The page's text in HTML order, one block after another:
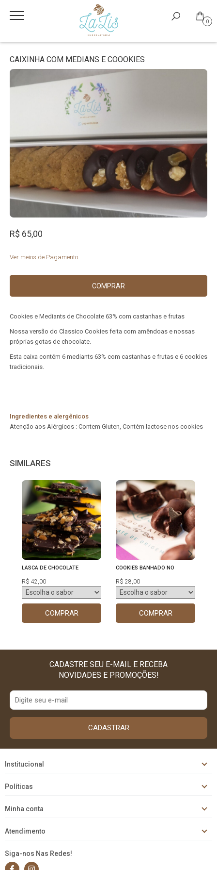
0
CAIXINHA COM MEDIANS E COOOKIES
R$ 65,00
Ver meios de Pagamento
COMPRAR
Cookies e Mediants de Chocolate 63% com castanhas e frutas
Nossa versão do Classico Cookies feita com amêndoas e nossas
próprias gotas de chocolate.
Esta caixa contém 6 mediants 63% com castanhas e frutas e 6 cookies
tradicionais.
Ingredientes e alergênicos
Atenção aos Alérgicos : Contem Gluten, Contém lactose nos cookies
SIMILARES
LASCA DE CHOCOLATE
R$ 42,00
COMPRAR
COOKIES BANHADO NO
R$ 28,00
COMPRAR
CADASTRE SEU E-MAIL E RECEBA
NOVIDADES E PROMOÇÕES!
CADASTRAR
Institucional
Políticas
Minha conta
Atendimento
Siga-nos Nas Redes!